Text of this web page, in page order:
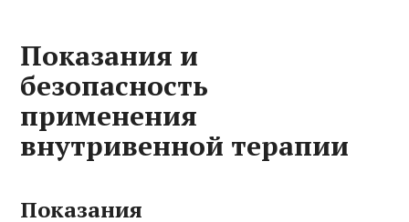
Показания и
безопасность
применения
внутривенной терапии
Показания